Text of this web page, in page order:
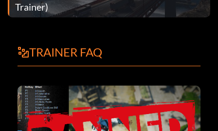
Trainer)
TRAINER FAQ